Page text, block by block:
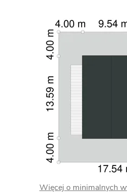
Więcej o minimalnych